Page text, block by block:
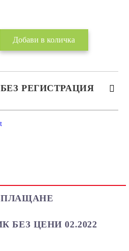
РЕГИСТРАЦИЯ
на работния ден.
БЕЗ ЦЕНИ 02.2022